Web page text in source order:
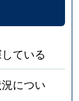
ている
につい